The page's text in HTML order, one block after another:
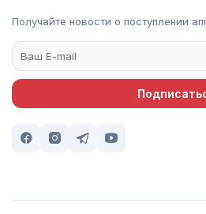
Получайте новости о поступлении